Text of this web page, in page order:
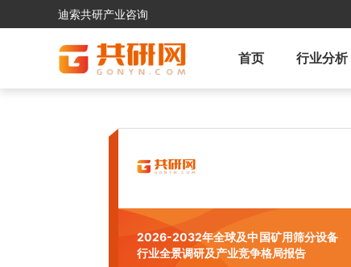
迪索共研产业咨询
首页 行业分析
2026-2032年全球及中国矿用筛分设备
行业全景调研及产业竞争格局报告